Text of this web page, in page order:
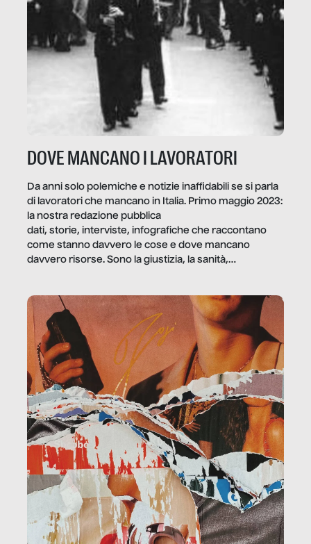
DOVE MANCANO I LAVORATORI
Da anni solo polemiche e notizie inaffidabili se si parla
di lavoratori che mancano in Italia. Primo maggio 2023:
la nostra redazione pubblica
dati, storie, interviste, infografiche che raccontano
come stanno davvero le cose e dove mancano
davvero risorse. Sono la giustizia, la sanità,